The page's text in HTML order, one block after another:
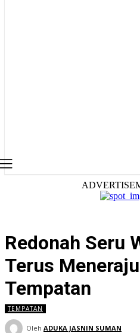
Redonah Seru
Terus
Tempatan
TEMPATAN
Oleh ADUKA JASNIN SUMAN